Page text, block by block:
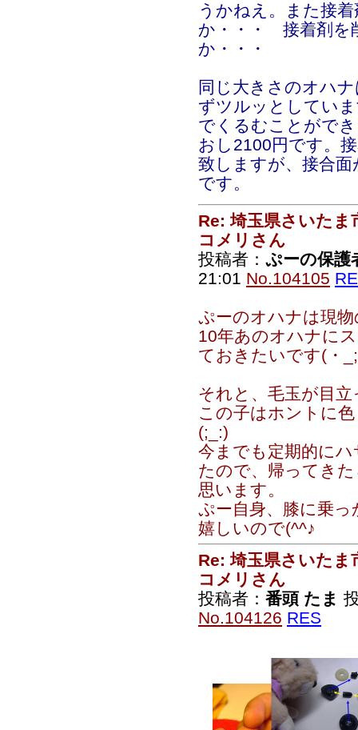
うかねえ。また接
か・・・ 接着剤を
か・・・
同じ大きさのオハ
ずツルッとしてい
でくるむことがで
おし2100円です。
致しますが、接合
です。
Re: 埼玉県さいたま
コメリさん
投稿者： ぷーの保護
21:01 No.104105
ぷーのオハナは現
10年あのオハナに
ておきたいです(・
それと、毛玉が目
この子はホントに
(;_:)
今までも定期的に
たので、帰ってき
思います。
ぷー自身、膝に乗
嬉しいので(^^♪
Re: 埼玉県さいたま
コメリさん
投稿者： 番頭 たま
No.104126 RES